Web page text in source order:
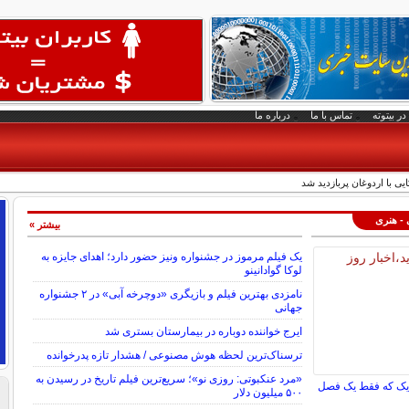
در بیتوته تماس با ما درباره ما
با اردوغان پربازدید شد
- هنری
که فقط یک فصل
یک فیلم مرموز در جشنواره ونیز حضور دارد؛ اهدای جایزه به
لوکا گوادانینو
نامزدی بهترین فیلم و بازیگری «دوچرخه آبی» در ۲ جشنواره
جهانی
ایرج خواننده دوباره در بیمارستان بستری شد
ترسناک‌ترین لحظه هوش مصنوعی / هشدار تازه پدرخوانده
«مرد عنکبوتی: روزی نو»؛ سریع‌ترین فیلم تاریخ در رسیدن به
۵۰۰ میلیون دلار
بیشتر »